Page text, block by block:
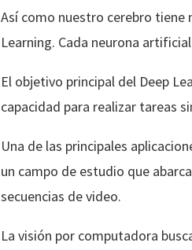
Así como nuestro cerebro tiene
Learning. Cada neurona
El objetivo principal del Deep
capacidad para realizar tareas
Una de las principales
un campo de estudio que
secuencias de video.
La visión por computadora